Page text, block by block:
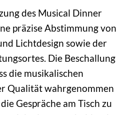
des Musical Dinner
präzise Abstimmung von
Lichtdesign sowie der
Die Beschallung
die musikalischen
Qualität wahrgenommen
Gespräche am Tisch zu